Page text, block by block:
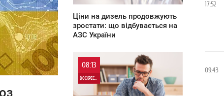
Ціни на дизель продовжують
зростати: що відбувається на
АЗС України
08:13
ВОСКРЕСЕНЬЕ
17:52
09:43